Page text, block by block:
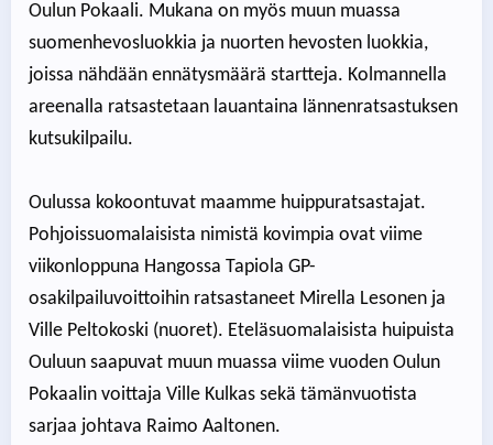
Oulun Pokaali. Mukana on myös muun muassa
suomenhevosluokkia ja nuorten hevosten luokkia,
joissa nähdään ennätysmäärä startteja. Kolmannella
areenalla ratsastetaan lauantaina lännenratsastuksen
kutsukilpailu.
Oulussa kokoontuvat maamme huippuratsastajat.
Pohjoissuomalaisista nimistä kovimpia ovat viime
viikonloppuna Hangossa Tapiola GP-
osakilpailuvoittoihin ratsastaneet Mirella Lesonen ja
Ville Peltokoski (nuoret). Eteläsuomalaisista huipuista
Ouluun saapuvat muun muassa viime vuoden Oulun
Pokaalin voittaja Ville Kulkas sekä tämänvuotista
sarjaa johtava Raimo Aaltonen.